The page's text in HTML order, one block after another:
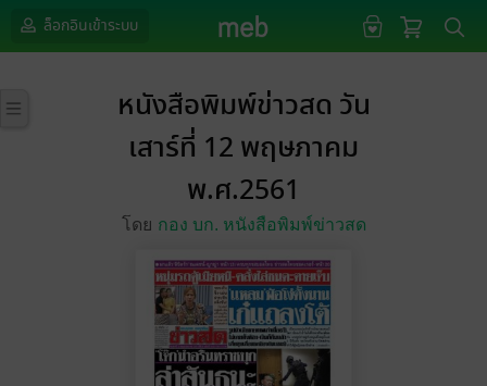
ล็อกอินเข้าระบบ
หนังสือพิมพ์ข่าวสด วัน
เสาร์ที่ 12 พฤษภาคม
พ.ศ.2561
โดย กอง บก. หนังสือพิมพ์ข่าวสด